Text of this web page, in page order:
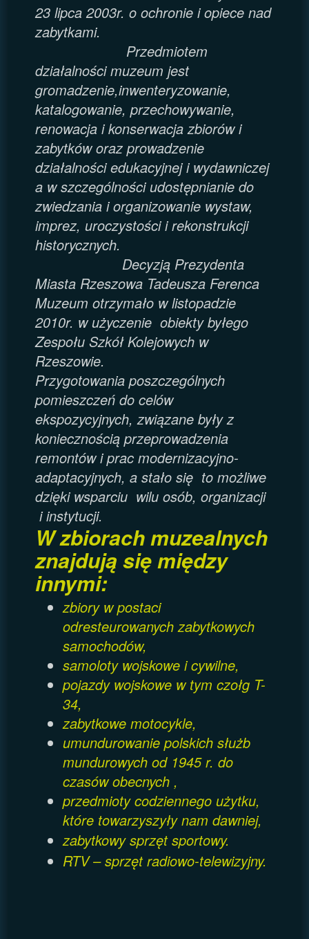
23 lipca 2003r. o ochronie i opiece nad
zabytkami.
Przedmiotem
działalności muzeum jest
gromadzenie,inwenteryzowanie,
katalogowanie, przechowywanie,
renowacja i konserwacja zbiorów i
zabytków oraz prowadzenie
działalności edukacyjnej i wydawniczej
a w szczególności udostępnianie do
zwiedzania i organizowanie wystaw,
imprez, uroczystości i rekonstrukcji
historycznych.
Decyzją Prezydenta
Miasta Rzeszowa Tadeusza Ferenca
Muzeum otrzymało w listopadzie
2010r. w użyczenie obiekty byłego
Zespołu Szkół Kolejowych w
Rzeszowie.
Przygotowania poszczególnych
pomieszczeń do celów
ekspozycyjnych, związane były z
koniecznością przeprowadzenia
remontów iprac modernizacyjno-
adaptacyjnych, a stało się to możliwe
dzięki wsparciu wilu osób, organizacji
i instytucji.
W zbiorach muzealnych
znajdują się między
innymi:
zbiory w postaci
odresteurowanych zabytkowych
samochodów,
samoloty wojskowe i cywilne,
pojazdy wojskowe w tym czołg T-
34,
zabytkowe motocykle,
umundurowanie polskich służb
mundurowych od 1945 r. do
czasów obecnych ,
przedmiotycodziennego użytku,
które towarzyszyły nam dawniej,
zabytkowy sprzęt sportowy.
RTV – sprzęt radiowo-telewizyjny.